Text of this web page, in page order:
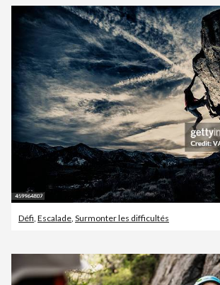
Défi Escalade Surmonter les difficultés